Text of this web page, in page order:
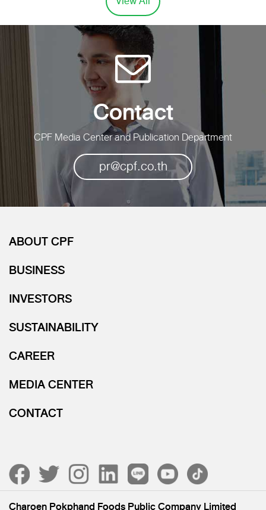
Contact
CPF Media Center and Publication Department
pr@cpf.co.th
ABOUT CPF
BUSINESS
INVESTORS
SUSTAINABILITY
CAREER
MEDIA CENTER
CONTACT